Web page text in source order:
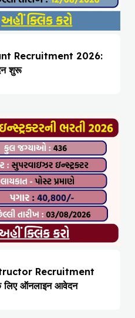
Recruitment 2026:
शुरू
Recruitment
ऑनलाइन आवेदन